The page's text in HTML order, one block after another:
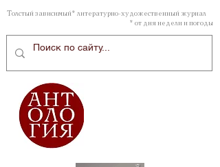
Толстый зависимый* литературно-художественный журнал
* от дня недели и погоды